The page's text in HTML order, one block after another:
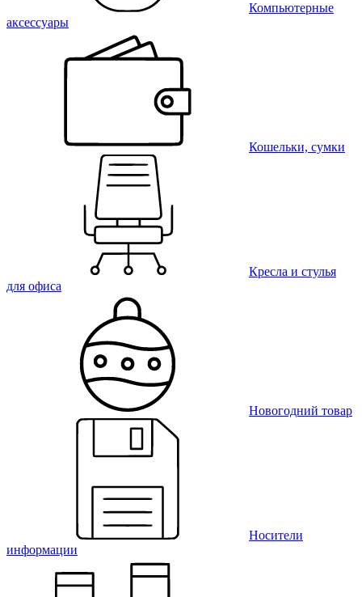
Компьютерные
аксессуары
Кошельки, сумки
Кресла и стулья
для офиса
Новогодний товар
Носители
информации